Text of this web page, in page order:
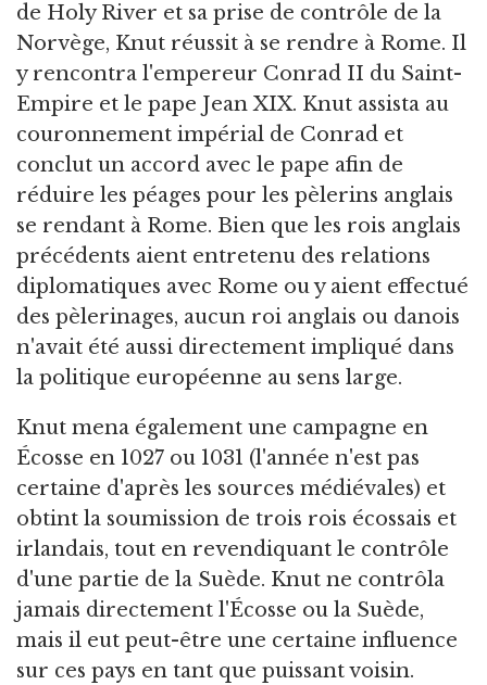
de Holy River et sa prise de contrôle de la
Norvège, Knut réussit à se rendre à Rome. Il
y rencontra l'empereur Conrad II du Saint-
Empire et le pape Jean XIX. Knut assista au
couronnement impérial de Conrad et
conclut un accord avec le pape afin de
réduire les péages pour les pèlerins anglais
se rendant à Rome. Bien que les rois anglais
précédents aient entretenu des relations
diplomatiques avec Rome ou y aient effectué
des pèlerinages, aucun roi anglais ou danois
n'avait été aussi directement impliqué dans
la politique européenne au sens large.
Knut mena également une campagne en
Écosse en 1027 ou 1031 (l'année n'est pas
certaine d'après les sources médiévales) et
obtint la soumission de trois rois écossais et
irlandais, tout en revendiquant le contrôle
d'une partie de la Suède. Knut ne contrôla
jamais directement l'Écosse ou la Suède,
mais il eut peut-être une certaine influence
sur ces pays en tant que puissant voisin.